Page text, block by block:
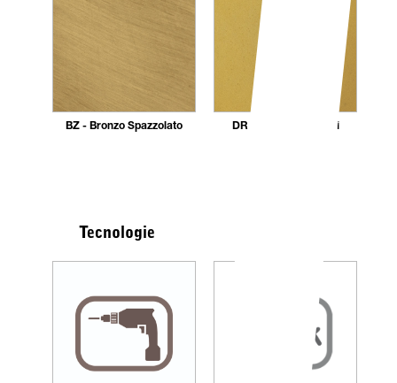
BZ - Bronzo Spazzolato DR - Dorato 24 carati
Tecnologie